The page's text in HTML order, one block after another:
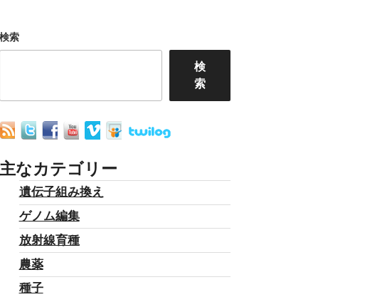
検索
検
索
主なカテゴリー
遺伝子組み換え
ゲノム編集
放射線育種
農薬
種子